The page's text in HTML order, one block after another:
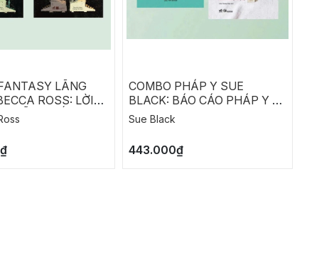
LÃNG
ROSS: LỜI
- ĐỐI THỦ
COMBO PHÁP Y SUE
BLACK: BÁO CÁO PHÁP Y -
LỜI KHAI CỦA XƯƠNG
Sue Black
443.000₫